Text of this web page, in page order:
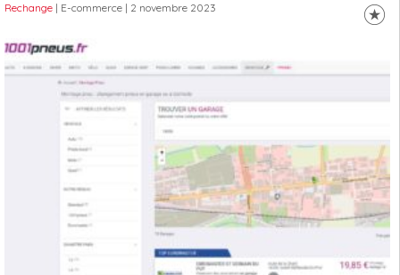
Rechange | E-commerce | 2 novembre 2023